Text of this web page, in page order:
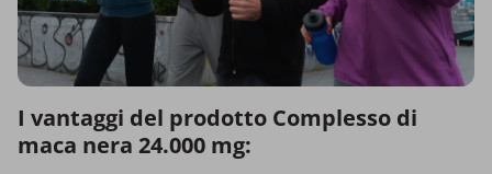
I vantaggi del prodotto Complesso di
maca nera 24.000 mg: